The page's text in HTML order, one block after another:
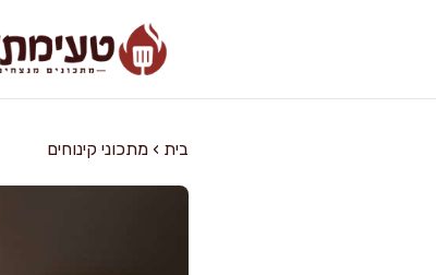
בית › מתכוני קינוחים